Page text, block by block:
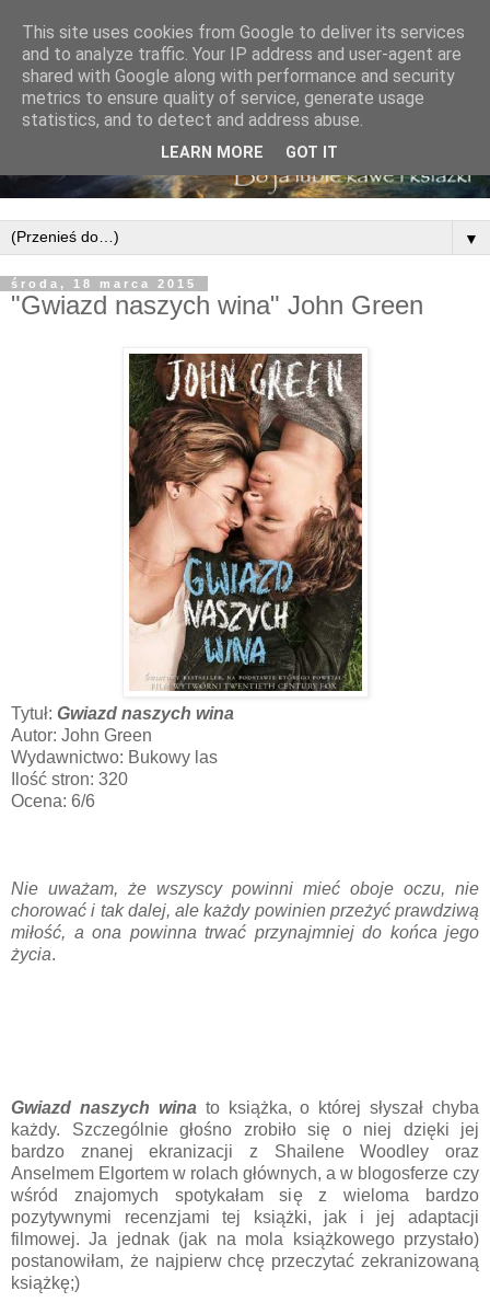
▼
środa, 18 marca 2015
"Gwiazd naszych wina" John Green
Tytuł: Gwiazd naszych wina
Autor: John Green
Wydawnictwo: Bukowy las
Ilość stron: 320
Ocena: 6/6
Nie uważam, że wszyscy powinni mieć oboje oczu, nie
chorować i tak dalej, ale każdy powinien przeżyć prawdziwą
miłość, a ona powinna trwać przynajmniej do końca jego
życia.
Gwiazd naszych wina to książka, o której słyszał chyba
każdy. Szczególnie głośno zrobiło się o niej dzięki jej
bardzo znanej ekranizacji z Shailene Woodley oraz
Anselmem Elgortem w rolach głównych, a w blogosferze czy
wśród znajomych spotykałam się z wieloma bardzo
pozytywnymi recenzjami tej książki, jak i jej adaptacji
filmowej. Ja jednak (jak na mola książkowego przystało)
postanowiłam, że najpierw chcę przeczytać zekranizowaną
książkę;)
This site uses cookies from Google to deliver its services
and to analyze traffic. Your IP address and user-agent are
shared with Google along with performance and security
metrics to ensure quality of service, generate usage
statistics, and to detect and address abuse.
LEARN MORE GOT IT